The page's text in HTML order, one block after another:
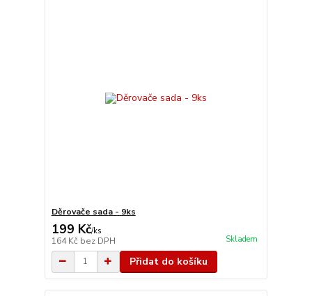
Děrovače sada - 9ks
199 Kč/ks
164 Kč bez DPH Skladem
Přidat do košíku